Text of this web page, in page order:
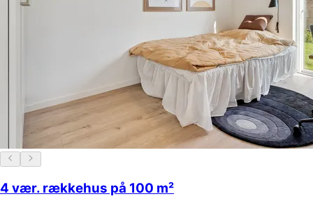
4 vær. rækkehus på 100 m²